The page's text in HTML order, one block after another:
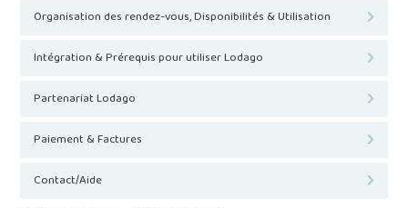
Organisation des rendez-vous, Disponibilités & Utilisation
Intégration & Prérequis pour utiliser Lodago
Partenariat Lodago
Paiement & Factures
Contact/Aide